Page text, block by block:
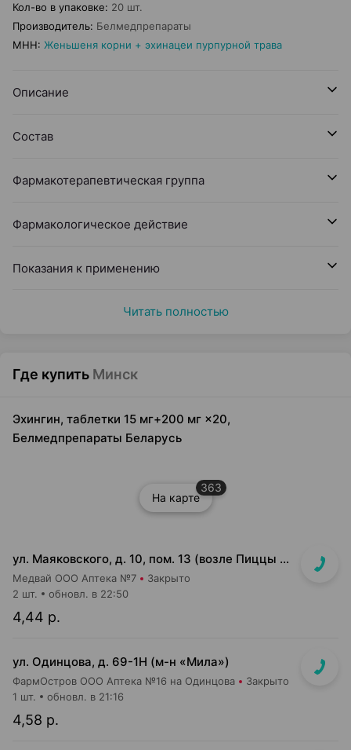
Кол-во в упаковке: 20 шт.
Производитель: Белмедпрепараты
МНН: Женьшеня корни + эхинацеи пурпурной трава
Описание
Состав
Фармакотерапевтическая группа
Фармакологическое действие
Показания к применению
Читать полностью
Где купить Минск
Эхингин, таблетки 15 мг+200 мг ×20,
Белмедпрепараты Беларусь
На карте
363
ул. Маяковского, д. 10, пом. 13 (возле Пиццы Мании)
Медвай ООО Аптека №7 Закрыто
4,44 р.
2 шт. обновл. в 22:50
ул. Одинцова, д. 69-1Н (м-н «Мила»)
ФармОстров ООО Аптека №16 на Одинцова Закрыто
4,58 р.
1 шт. обновл. в 21:16